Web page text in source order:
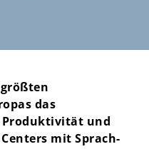
das
Produktivität und
mit Sprach-